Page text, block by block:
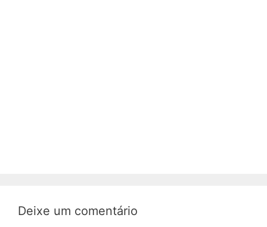
Deixe um comentário